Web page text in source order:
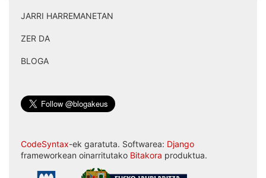
JARRI HARREMANETAN
ZER DA
BLOGA
CodeSyntax-ek garatuta. Softwarea: Django
frameworkean oinarritutako Bitakora produktua.